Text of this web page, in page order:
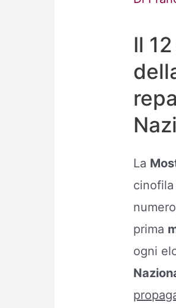
Il
La
prima
ogni